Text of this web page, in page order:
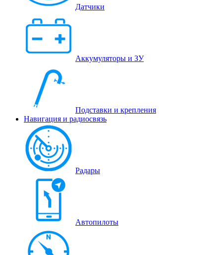
Датчики
Аккумуляторы и ЗУ
Подставки и крепления
Навигация и радиосвязь
Радары
Автопилоты